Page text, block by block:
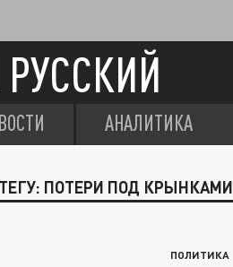
АНАЛИТИКА
ПОТЕРИ ПОД КРЫНКАМИ
ПОЛИТИКА